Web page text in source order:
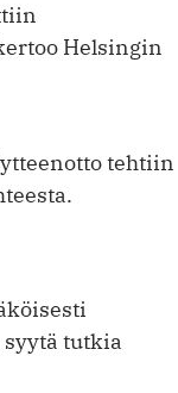
Helsingin
tehtiin
tutkia